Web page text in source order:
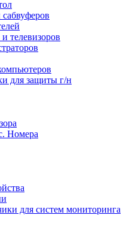
телевизоров
для защиты г/н
Номера
для систем мониторинга